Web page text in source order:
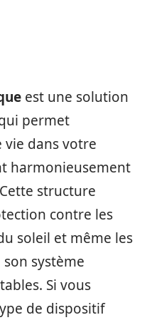
est une solution
permet
vie dans votre
harmonieusement
structure
contre les
soleil et même les
système
Si vous
de dispositif